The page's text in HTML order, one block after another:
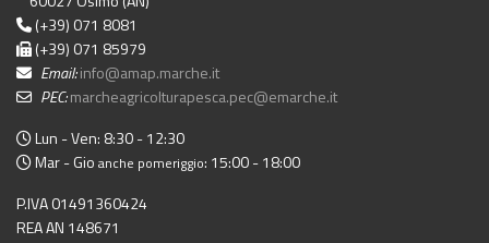
(+39) 071 8081
(+39) 071 85979
Email:info@amap.marche.it
PEC:marcheagricolturapesca.pec@emarche.it
Lun - Ven: 8:30 - 12:30
Mar - Gio anche pomeriggio: 15:00 - 18:00
P.IVA 01491360424
REA AN 148671